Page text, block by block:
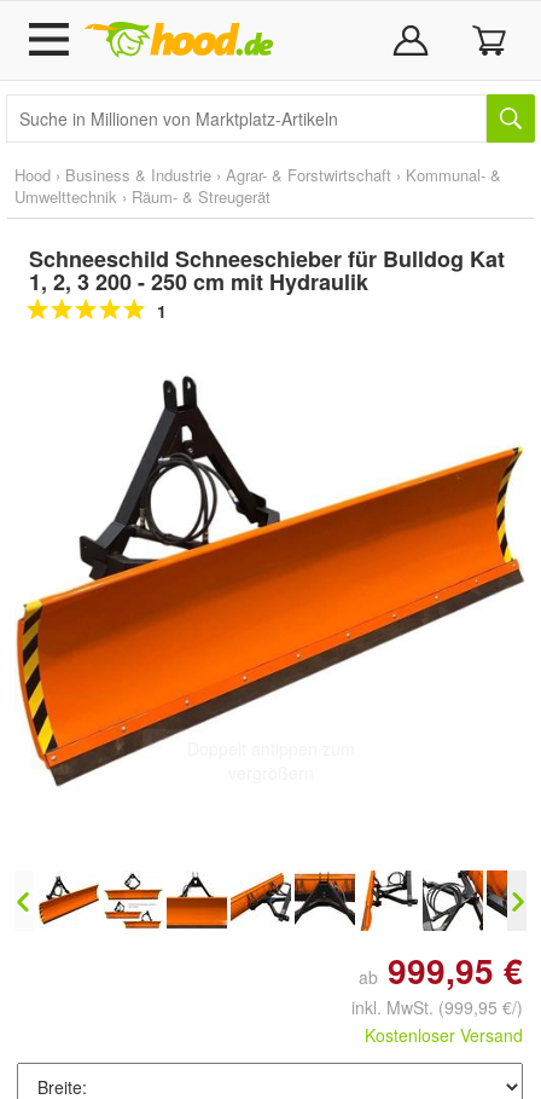
Hood › Business & Industrie › Agrar- & Forstwirtschaft › Kommunal- &
Umwelttechnik › Räum- & Streugerät
Schneeschild Schneeschieber für Bulldog Kat
1, 2, 3 200 - 250 cm mit Hydraulik
1
ab 999,95 €
inkl. MwSt. (999,95 €/)
Kostenloser Versand